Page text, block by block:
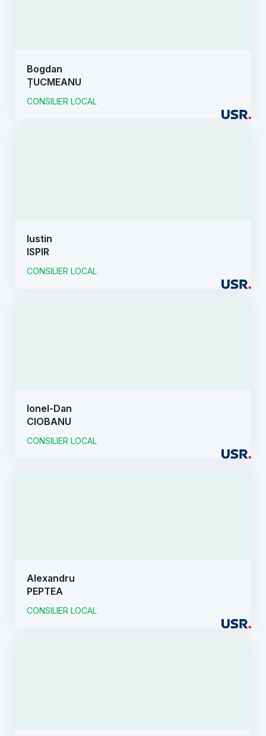
Bogdan
ȚUCMEANU
CONSILIER LOCAL
Iustin
ISPIR
CONSILIER LOCAL
Ionel-Dan
CIOBANU
CONSILIER LOCAL
Alexandru
PEPTEA
CONSILIER LOCAL